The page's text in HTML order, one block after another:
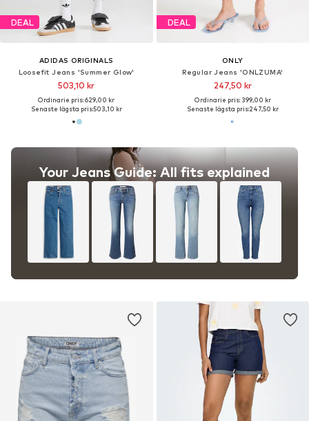
DEAL
ADIDAS ORIGINALS
Loosefit Jeans 'Summer Glow'
503,10 kr
Ordinarie pris: 629,00 kr
Senaste lägsta pris:503,10 kr
Your Jeans Guide: All fits explained
DEAL
ONLY
Regular Jeans 'ONLZUMA'
247,50 kr
Ordinarie pris: 399,00 kr
Senaste lägsta pris:247,50 kr